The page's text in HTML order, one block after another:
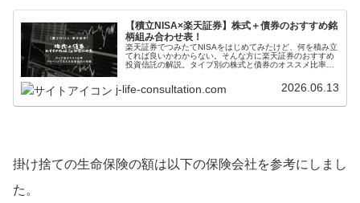
【積立NISA×楽天証券】株式＋債券のおすすめ銘
柄組み合わせ表！
楽天証券でつみたてNISAをはじめてみたけど、何を積み立
てれば良いかわからない。そんな方に楽天証券のおすすめ
投資信託の解説。タイプ別の株式と債券のオススメ比率や
j-life-consultation.com 2026.06.13
掛け捨ての生命保険の額は以下の保険会社を参考にしまし
た。